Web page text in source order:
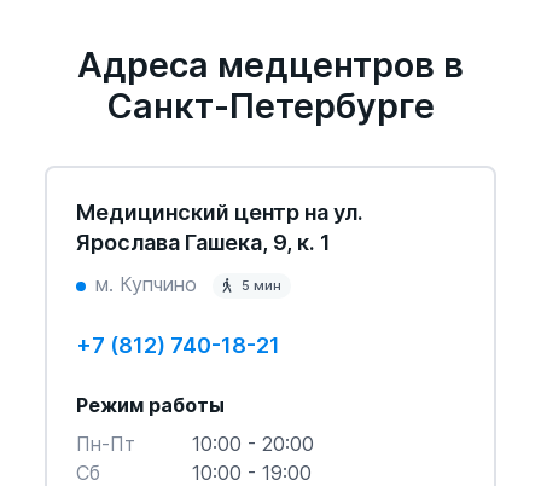
Адреса медцентров в
Санкт-Петербурге
Медицинский центр на ул.
Ярослава Гашека, 9, к. 1
м. Купчино 5 мин
+7 (812) 740-18-21
Режим работы
Пн-Пт
10:00 - 20:00
Cб
10:00 - 19:00